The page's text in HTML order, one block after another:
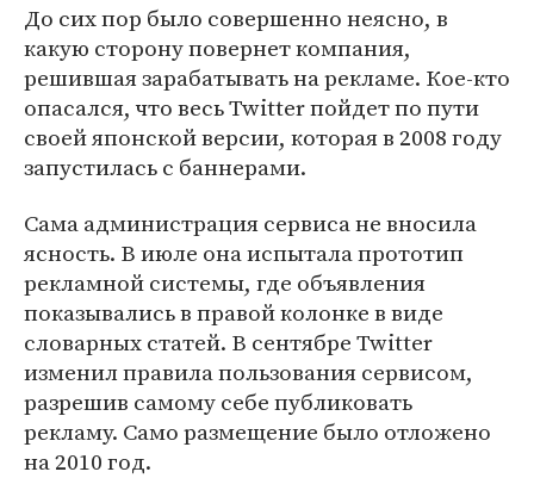
До сих пор было совершенно неясно, в
какую сторону повернет компания,
решившая зарабатывать на рекламе. Кое-кто
опасался, что весь Twitter пойдет по пути
своей японской версии, которая в 2008 году
запустилась с баннерами.
Сама администрация сервиса не вносила
ясность. В июле она испытала прототип
рекламной системы, где объявления
показывались в правой колонке в виде
словарных статей. В сентябре Twitter
изменил правила пользования сервисом,
разрешив самому себе публиковать
рекламу. Само размещение было отложено
на 2010 год.